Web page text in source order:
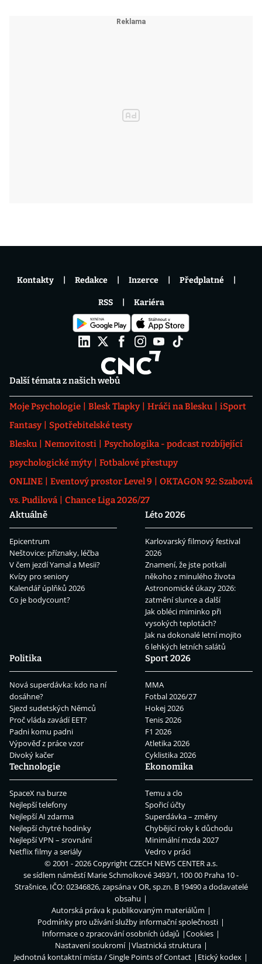
Další témata z našich webů
Moje Psychologie Blesk Tlapky Hráči na Blesku
iSport
Fantasy
Spotřebitelské testy
Blesku
Nemovitosti
Psychologika - podcast rozbíjející
psychologické mýty
Fotbalové přestupy
ONLINE
Eventový prostor Level 9
OKTAGON 92: Szabová
vs. Pudilová
Chance Liga 2026/27
Aktuálně
Epicentrum
Neštovice: příznaky, léčba
V čem jezdí Yamal a Mesii?
Kvízy pro seniory
Kalendář úplňků 2026
Co je bodycount?
Léto 2026
Karlovarský filmový festival
2026
Znamení, že jste potkali
někoho z minulého života
Astronomické úkazy 2026:
zatmění slunce a další
Jak obléci miminko při
vysokých teplotách?
Jak na dokonalé letní mojito
6 lehkých letních salátů
Politika
Nová superdávka: kdo na ní
dosáhne?
Sjezd sudetských Němců
Proč vláda zavádí EET?
Padni komu padni
Výpověď z práce vzor
Divoký kačer
Sport 2026
MMA
Fotbal 2026/27
Hokej 2026
Tenis 2026
F1 2026
Atletika 2026
Cyklistika 2026
Technologie
SpaceX na burze
Nejlepší telefony
Nejlepší AI zdarma
Nejlepší chytré hodinky
Nejlepší VPN – srovnání
Netflix filmy a seriály
Ekonomika
Temu a clo
Spořicí účty
Superdávka – změny
Chybějící roky k důchodu
Minimální mzda 2027
Vedro v práci
Kontakty Redakce Inzerce Předplatné
RSS Kariéra
© 2001 - 2026 CopyrightCZECH NEWS CENTER a.s.
se sídlem náměstí Marie Schmolkové 3493/1, 100 00 Praha 10 -
Strašnice, IČO: 02346826, zapsána v OR, sp.zn. B 19490 a dodavatelé
obsahu
Autorská práva k publikovaným materiálům
Podmínky pro užívání služby informační společnosti
Informace o zpracování osobních údajů
Cookies
Nastavení soukromí
Vlastnická struktura
Jednotná kontaktní místa / Single Points of Contact
Etický kodex